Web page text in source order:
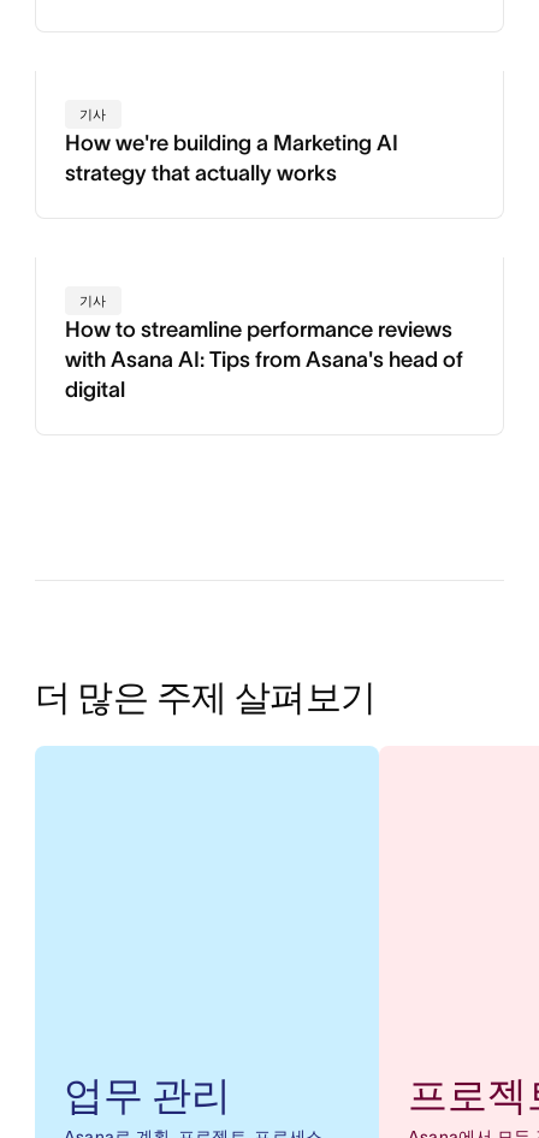
기사
How we're building a Marketing AI
strategy that actually works
기사
How to streamline performance reviews
with Asana AI: Tips from Asana's head of
digital
더 많은 주제 살펴보기
업무 관리 프로젝